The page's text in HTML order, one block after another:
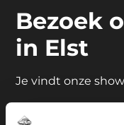
Bezoek
in Elst
Je vindt onze